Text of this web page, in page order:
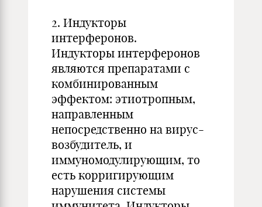
2. Индукторы
интерферонов.
Индукторы интерферонов
являются препаратами с
комбинированным
эффектом: этиотропным,
направленным
непосредственно на вирус-
возбудитель, и
иммуномодулирующим, то
есть корригирующим
нарушения системы